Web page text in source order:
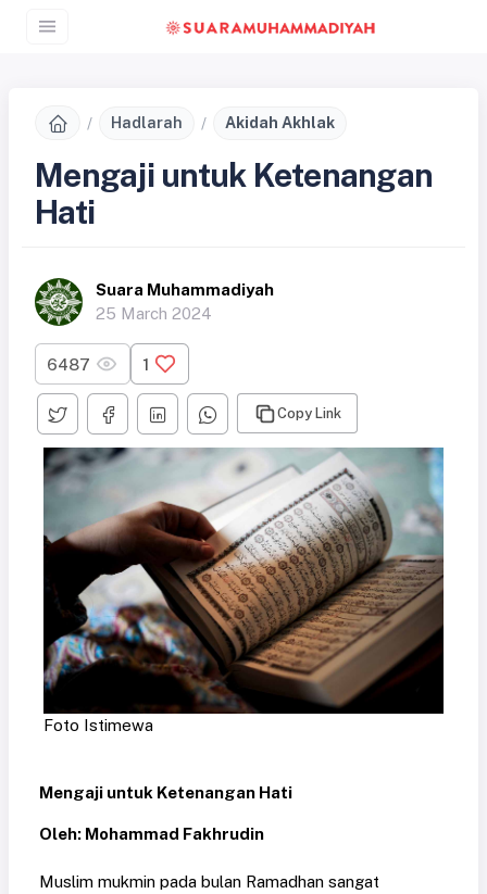
Hadlarah Akidah Akhlak
Mengaji untuk Ketenangan
Hati
Suara Muhammadiyah
25 March 2024
6487 1
Copy Link
Foto Istimewa
Mengaji untuk Ketenangan Hati
Oleh: Mohammad Fakhrudin
Muslim mukmin pada bulan Ramadhan sangat